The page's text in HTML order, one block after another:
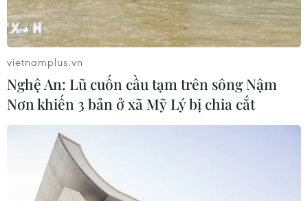
TIN CÙNG CHUYÊN MỤC
Bí thư Thành ủy Hà Nội thúc tiến độ
hai dự án giao thông trọng điểm
vietnamplus.vn
Nghệ An: Lũ cuốn cầu tạm trên sông Nậm
Nơn khiến 3 bản ở xã Mỹ Lý bị chia cắt